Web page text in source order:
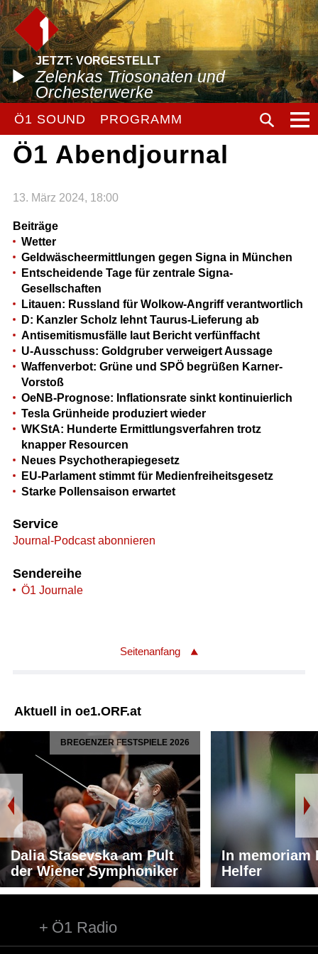
JETZT: VORGESTELLT
Zelenkas Triosonaten und
Orchesterwerke
Ö1 SOUND PROGRAMM
Ö1 Abendjournal
13. März 2024, 18:00
Beiträge
Wetter
Geldwäscheermittlungen gegen Signa in München
Entscheidende Tage für zentrale Signa-
Gesellschaften
Litauen: Russland für Wolkow-Angriff verantwortlich
D: Kanzler Scholz lehnt Taurus-Lieferung ab
Antisemitismusfälle laut Bericht verfünffacht
U-Ausschuss: Goldgruber verweigert Aussage
Waffenverbot: Grüne und SPÖ begrüßen Karner-
Vorstoß
OeNB-Prognose: Inflationsrate sinkt kontinuierlich
Tesla Grünheide produziert wieder
WKStA: Hunderte Ermittlungsverfahren trotz
knapper Resourcen
Neues Psychotherapiegesetz
EU-Parlament stimmt für Medienfreiheitsgesetz
Starke Pollensaison erwartet
Service
Journal-Podcast abonnieren
Sendereihe
Ö1 Journale
Seitenanfang
Aktuell in oe1.ORF.at
BREGENZER FESTSPIELE 2026
Dalia Stasevska am Pult
der Wiener Symphoniker
In memoriam
Helfer
Ö1 Radio